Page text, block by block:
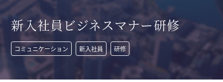
新入社員ビジネスマナー研修
コミュニケーション 新入社員 研修